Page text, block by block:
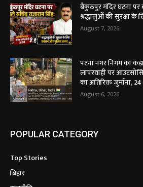
बैकुंठपुर मंदिर घटना पर
श्रद्धालुओं की सुरक्षा के
August 7, 2026
पटना नगर निगम का
लापरवाही पर
का अतिरिक्त जुर्माना,
August 6, 2026
POPULAR CATEGORY
Top Stories
बिहार